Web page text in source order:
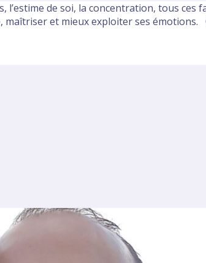
de soi, la concentration, tous ces
maîtriser et mieux exploiter ses